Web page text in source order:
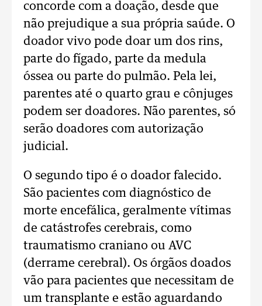
concorde com a doação, desde que
não prejudique a sua própria saúde. O
doador vivo pode doar um dos rins,
parte do fígado, parte da medula
óssea ou parte do pulmão. Pela lei,
parentes até o quarto grau e cônjuges
podem ser doadores. Não parentes, só
serão doadores com autorização
judicial.
O segundo tipo é o doador falecido.
São pacientes com diagnóstico de
morte encefálica, geralmente vítimas
de catástrofes cerebrais, como
traumatismo craniano ou AVC
(derrame cerebral). Os órgãos doados
vão para pacientes que necessitam de
um transplante e estão aguardando